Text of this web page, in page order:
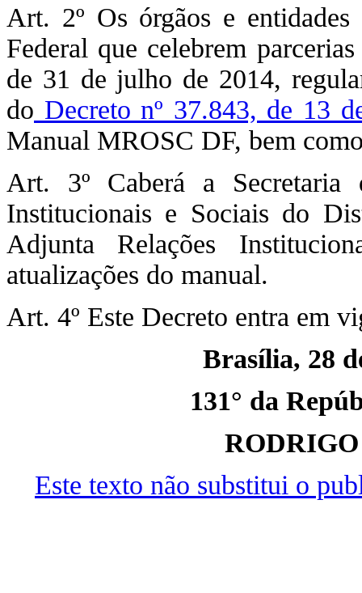
Art. 2º Os órgãos e
Federal que celebrem
de 31 de julho de 2014,
do Decreto nº 37.843, de 13
Manual MROSC DF, bem
Art. 3º Caberá a Secretaria
Institucionais e Sociais do
Adjunta Relações
atualizações do manual.
Art. 4º Este Decreto entra em
Brasília, 28
131° da
Este texto não substitui o